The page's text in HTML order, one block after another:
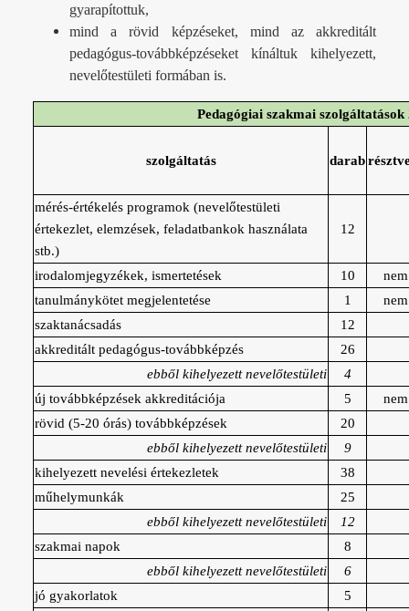
gyarapítottuk,
mind a rövid képzéseket, mind az akkreditált
pedagógus-továbbképzéseket kínáltuk kihelyezett,
nevelőtestületi formában is.
Pedagógiai szakmai szolgáltatások
szolgáltatás darab
mérés-értékelés programok (nevelőtestületi
értekezlet, elemzések, feladatbankok használata
stb.)
12
irodalomjegyzékek, ismertetések 10
tanulmánykötet megjelentetése
1
szaktanácsadás
12
akkreditált pedagógus-továbbképzés
26
ebből kihelyezett nevelőtestületi
4
új továbbképzések akkreditációja
5
rövid (5-20 órás) továbbképzések
20
ebből kihelyezett nevelőtestületi
9
kihelyezett nevelési értekezletek
38
műhelymunkák
25
ebből kihelyezett nevelőtestületi
12
szakmai napok
8
ebből kihelyezett nevelőtestületi
6
jó gyakorlatok
5